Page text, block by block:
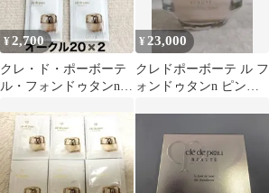
¥2,700
クレ・ド・ポーボーテ
ル・フォンドゥタンn
¥ 23,000
クレドポーボーテ ル フ
ォンドゥタンn ピンク